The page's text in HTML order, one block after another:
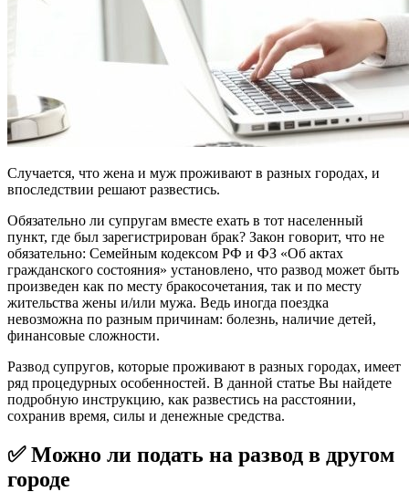
Случается, что жена и муж проживают в разных городах, и
впоследствии решают развестись.
Обязательно ли супругам вместе ехать в тот населенный
пункт, где был зарегистрирован брак? Закон говорит, что не
обязательно: Семейным кодексом РФ и ФЗ «Об актах
гражданского состояния» установлено, что развод может быть
произведен как по месту бракосочетания, так и по месту
жительства жены и/или мужа. Ведь иногда поездка
невозможна по разным причинам: болезнь, наличие детей,
финансовые сложности.
Развод супругов, которые проживают в разных городах, имеет
ряд процедурных особенностей. В данной статье Вы найдете
подробную инструкцию, как развестись на расстоянии,
сохранив время, силы и денежные средства.
✅ Можно ли подать на развод в другом
городе